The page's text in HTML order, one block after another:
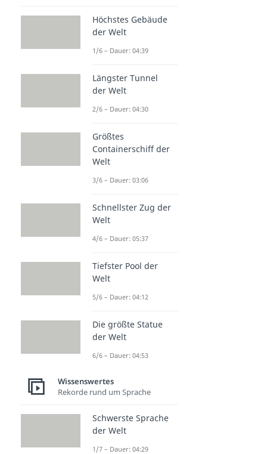
Höchstes Gebäude
der Welt
1/6 – Dauer: 04:39
Längster Tunnel
der Welt
2/6 – Dauer: 04:30
Größtes
Containerschiff der
Welt
3/6 – Dauer: 03:06
Schnellster Zug der
Welt
4/6 – Dauer: 05:37
Tiefster Pool der
Welt
5/6 – Dauer: 04:12
Die größte Statue
der Welt
6/6 – Dauer: 04:53
Wissenswertes
Rekorde rund um Sprache
Schwerste Sprache
der Welt
1/7 – Dauer: 04:29